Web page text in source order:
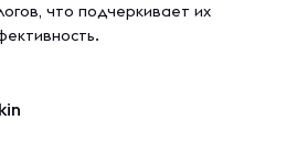
что подчеркивает их